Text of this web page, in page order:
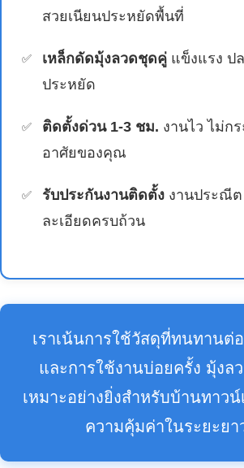
สวยเนียนประหยัดพื้นที่
เหล็กดัดมุ้งลวดชุดคู่ แข็งแรง ป
ประหยัด
ติดตั้งด่วน 1-3 ชม. งานไว ไม่ก
อาศัยของคุณ
รับประกันงานติดตั้ง งานประณีต
ละเอียดครบถ้วน
เราเน้นการใช้วัสดุที่ทนทานต่
และการใช้งานบ่อยครั้ง มุ้งล
เหมาะอย่างยิ่งสำหรับบ้านทาวน์
ความคุ้มค่าในระยะยา